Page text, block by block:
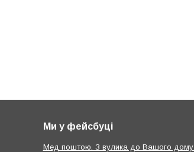
Ми у фейсбуці
Мед поштою. З вулика до Вашого дому.